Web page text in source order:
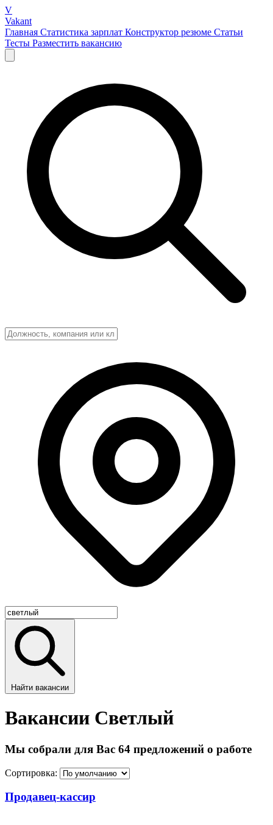
V
Vakant
Главная Статистика зарплат Конструктор резюме Статьи
Тесты Разместить вакансию
Найти вакансии
Вакансии Светлый
Мы собрали для Вас 64 предложений о работе
Сортировка:
Продавец-кассир